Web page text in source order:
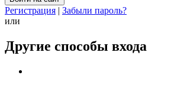
Регистрация | Забыли пароль?
или
Другие способы входа